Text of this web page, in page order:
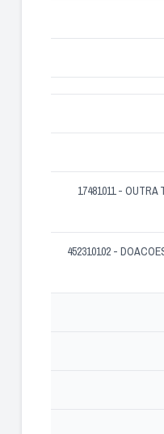
17481011 - OUTRA
452310102 -